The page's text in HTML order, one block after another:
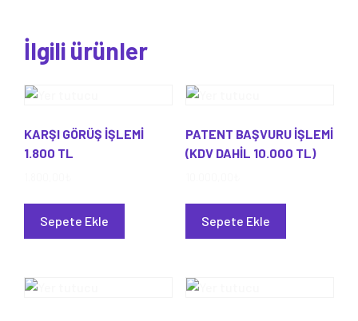
İlgili ürünler
KARŞI GÖRÜŞ İŞLEMİ
1.800 TL
Sepete Ekle
PATENT BAŞVURU İŞLEMİ
(KDV DAHİL 10.000 TL)
Sepete Ekle